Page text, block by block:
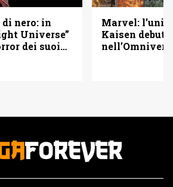
nero: in
Universe”
dei suoi
Marvel:
Kaisen